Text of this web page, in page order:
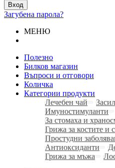
Вход
Загубена парола?
МЕНЮ
Полезно
Билков магазин
Въпроси и отговори
Количка
Категории продукти
Лечебен чай
Имуностимуланти
За стомаха и
Грижа за костите и
Простудни
Антиоксиданти
Грижа за мъжа